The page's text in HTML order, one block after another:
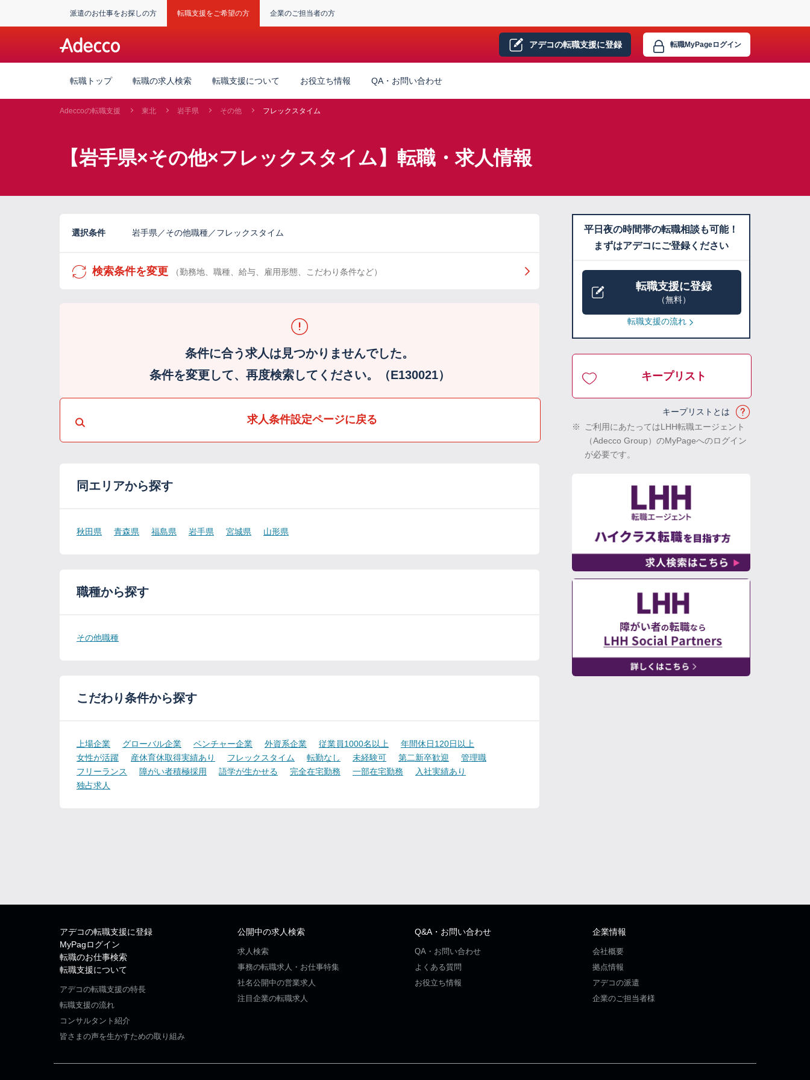
派遣のお仕事をお探しの方 転職支援をご希望の方 企業のご担当者の方
アデコの転職支援に登録 転職MyPageログイン
転職トップ 転職の求人検索 転職支援について お役立ち情報 QA・お問い合わせ
Adeccoの転職支援 東北 岩手県 その他 フレックスタイム
【岩手県×その他×フレックスタイム】転職・求人情報
選択条件 岩手県／その他職種／フレックスタイム
検索条件を変更 （勤務地、職種、給与、雇用形態、こだわり条件など）
条件に合う求人は見つかりませんでした。
条件を変更して、再度検索してください。（E130021）
求人条件設定ページに戻る
同エリアから探す
秋田県 青森県 福島県 岩手県 宮城県 山形県
職種から探す
その他職種
こだわり条件から探す
上場企業 グローバル企業 ベンチャー企業 外資系企業 従業員1000名以上
年間休日120日以上
女性が活躍
産休育休取得実績あり フレックスタイム 転勤なし 未経験可 第二新卒歓迎
管理職
フリーランス
障がい者積極採用 語学が生かせる 完全在宅勤務 一部在宅勤務
入社実績あり
独占求人
平日夜の時間帯の転職相談も可能！
まずはアデコにご登録ください
転職支援に登録
（無料）
転職支援の流れ
キープリスト
キープリストとは
※
ご利用にあたってはLHH転職エージェント
（Adecco Group）のMyPageへのログイン
が必要です。
アデコの転職支援に登録
MyPagログイン
転職のお仕事検索
転職支援について
アデコの転職支援の特長
転職支援の流れ
コンサルタント紹介
皆さまの声を生かすための取り組み
公開中の求人検索
求人検索
事務の転職求人・お仕事特集
社名公開中の営業求人
注目企業の転職求人
Q&A・お問い合わせ
QA・お問い合わせ
よくある質問
お役立ち情報
企業情報
会社概要
拠点情報
アデコの派遣
企業のご担当者様